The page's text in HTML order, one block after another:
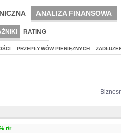
ANALIZA FINANSOWA
RATING
PRZEPŁYWÓW PIENIĘŻNYCH
r/r